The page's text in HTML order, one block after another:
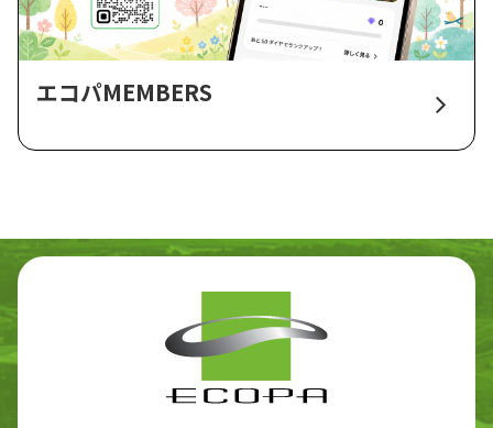
エコパMEMBERS